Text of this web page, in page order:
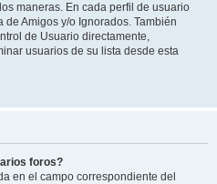
maneras. En cada perfil de usuario
Amigos y/o Ignorados. También
de Usuario directamente,
usuarios de su lista desde esta
foros?
en el campo correspondiente del